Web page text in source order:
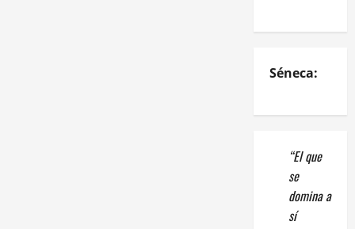
Séneca:
“El que
se
domina a
sí